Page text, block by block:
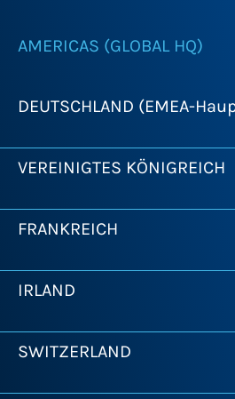
AMERICAS (GLOBAL HQ)
DEUTSCHLAND (EMEA-
VEREINIGTES KÖNIGREICH
FRANKREICH
IRLAND
SWITZERLAND